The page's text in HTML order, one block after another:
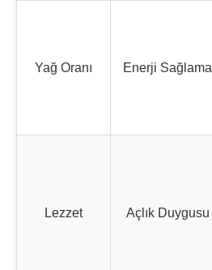
Yağ Oranı Enerji Sağlama
Lezzet Açlık Duygusu